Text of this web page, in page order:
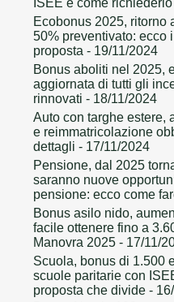
Ecobonus 2025, ritorno
50% preventivato: ecco
proposta - 19/11/2024
Bonus aboliti nel 2025,
aggiornata di tutti gli
rinnovati - 18/11/2024
Auto con targhe estere,
e reimmatricolazione
dettagli - 17/11/2024
Pensione, dal 2025
saranno nuove
pensione: ecco come
Bonus asilo nido,
facile ottenere fino a
Manovra 2025 - 17/11/
Scuola, bonus di 1.500
scuole paritarie con
proposta che divide -